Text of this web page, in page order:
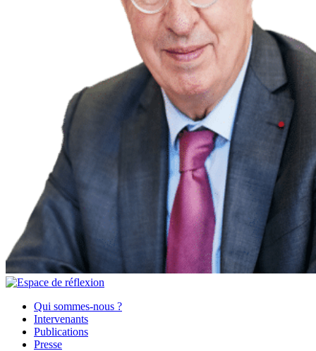
Qui sommes-nous ?
Intervenants
Publications
Presse